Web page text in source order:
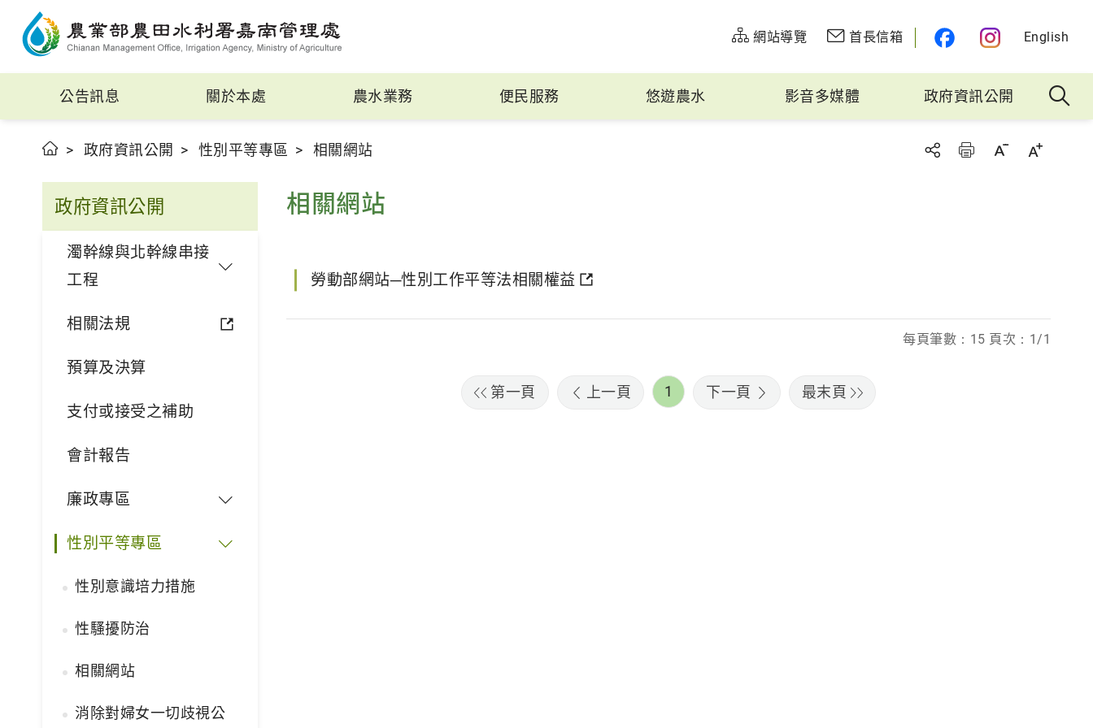
網站導覽 首長信箱 English
公告訊息 關於本處 農水業務 便民服務 悠遊農水 影音多媒體 政府資訊公開
政府資訊公開 性別平等專區 相關網站
政府資訊公開
濁幹線與北幹線串接
工程
相關法規
預算及決算
支付或接受之補助
會計報告
廉政專區
性別平等專區
性別意識培力措施
性騷擾防治
相關網站
消除對婦女一切歧視公
相關網站
勞動部網站─性別工作平等法相關權益
每頁筆數：15 頁次：1/1
第一頁 上一頁 1 下一頁 最末頁